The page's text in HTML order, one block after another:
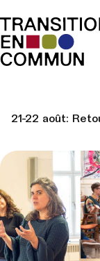
21-22 août: